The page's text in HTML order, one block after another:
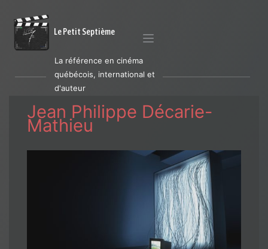
Le Petit Septième
La référence en cinéma
québécois, international et
d'auteur
Jean Philippe Décarie-
Mathieu